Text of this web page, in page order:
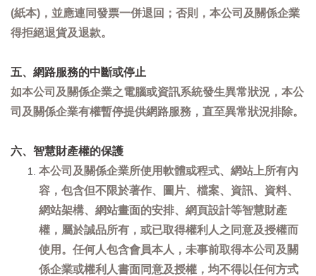
(紙本)，並應連同發票一併退回；否則，本公司及關係企業
得拒絕退貨及退款。
五、網路服務的中斷或停止
如本公司及關係企業之電腦或資訊系統發生異常狀況，本公
司及關係企業有權暫停提供網路服務，直至異常狀況排除。
六、智慧財產權的保護
本公司及關係企業所使用軟體或程式、網站上所有內
容，包含但不限於著作、圖片、檔案、資訊、資料、
網站架構、網站畫面的安排、網頁設計等智慧財產
權，屬於誠品所有，或已取得權利人之同意及授權而
使用。任何人包含會員本人，未事前取得本公司及關
係企業或權利人書面同意及授權，均不得以任何方式